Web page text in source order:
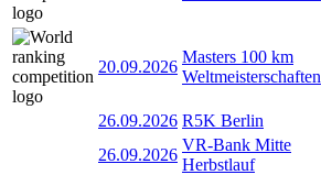
20.09.2026
Masters 100 km
Weltmeisterschaften
26.09.2026 R5K Berlin
26.09.2026
VR-Bank Mitte
Herbstlauf